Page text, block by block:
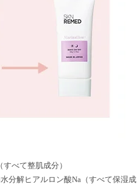
べて整肌成分）
分解ヒアルロン酸Na（すべて保湿成